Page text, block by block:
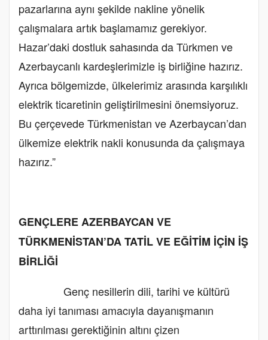
pazarlarına aynı şekilde nakline yönelik
çalışmalara artık başlamamız gerekiyor.
Hazar’daki dostluk sahasında da Türkmen ve
Azerbaycanlı kardeşlerimizle iş birliğine hazırız.
Ayrıca bölgemizde, ülkelerimiz arasında karşılıklı
elektrik ticaretinin geliştirilmesini önemsiyoruz.
Bu çerçevede Türkmenistan ve Azerbaycan’dan
ülkemize elektrik nakli konusunda da çalışmaya
hazırız.”
GENÇLERE AZERBAYCAN VE
TÜRKMENİSTAN’DA TATİL VE EĞİTİM İÇİN İŞ
BİRLİĞİ
Genç nesillerin dili, tarihi ve kültürü
daha iyi tanıması amacıyla dayanışmanın
arttırılması gerektiğinin altını çizen